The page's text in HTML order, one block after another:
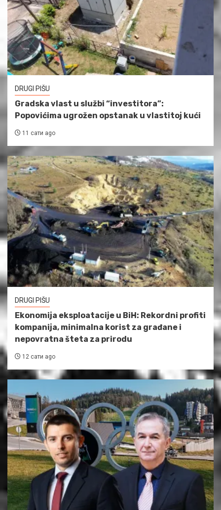
DRUGI PIŠU
Gradska vlast u službi “investitora”:
Popovićima ugrožen opstanak u vlastitoj kući
11 сати ago
DRUGI PIŠU
Ekonomija eksploatacije u BiH: Rekordni profiti
kompanija, minimalna korist za građane i
nepovratna šteta za prirodu
12 сати ago